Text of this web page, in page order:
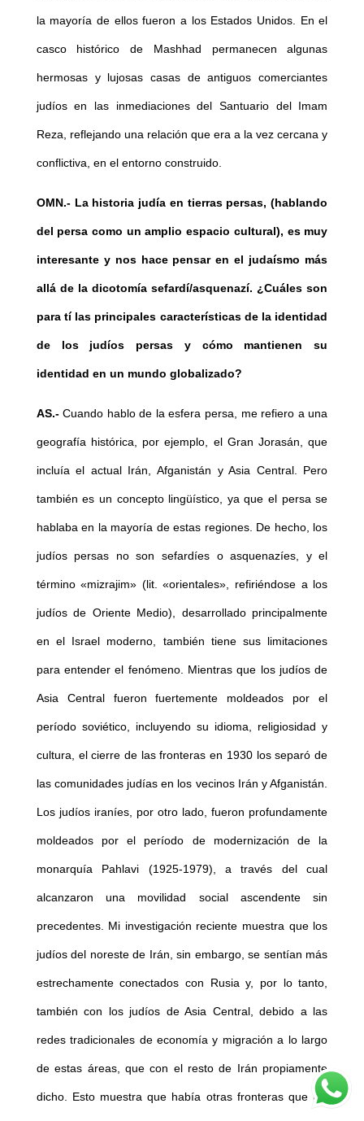
la mayoría de ellos fueron a los Estados Unidos. En el
casco histórico de Mashhad permanecen algunas
hermosas y lujosas casas de antiguos comerciantes
judíos en las inmediaciones del Santuario del Imam
Reza, reflejando una relación que era a la vez cercana y
conflictiva, en el entorno construido.
OMN.- La historia judía en tierras persas, (hablando
del persa como un amplio espacio cultural), es muy
interesante y nos hace pensar en el judaísmo más
allá de la dicotomía sefardí/asquenazí. ¿Cuáles son
para tí las principales características de la identidad
de los judíos persas y cómo mantienen su
identidad en un mundo globalizado?
AS.-Cuando hablo de la esfera persa, me refiero a una
geografía histórica, por ejemplo, el Gran Jorasán, que
incluía el actual Irán, Afganistán y Asia Central. Pero
también es un concepto lingüístico, ya que el persa se
hablaba en la mayoría de estas regiones. De hecho, los
judíos persas no son sefardíes o asquenazíes, y el
término «mizrajim» (lit. «orientales», refiriéndose a los
judíos de Oriente Medio), desarrollado principalmente
en el Israel moderno, también tiene sus limitaciones
para entender el fenómeno. Mientras que los judíos de
Asia Central fueron fuertemente moldeados por el
período soviético, incluyendo su idioma, religiosidad y
cultura, el cierre de las fronteras en 1930 los separó de
las comunidades judías en los vecinos Irán y Afganistán.
Los judíos iraníes, por otro lado, fueron profundamente
moldeados por el período de modernización de la
monarquía Pahlavi (1925-1979), a través del cual
alcanzaron una movilidad social ascendente sin
precedentes. Mi investigación reciente muestra que los
judíos del noreste de Irán, sin embargo, se sentían más
estrechamente conectados con Rusia y, por lo tanto,
también con los judíos de Asia Central, debido a las
redes tradicionales de economía y migración a lo largo
de estas áreas, que con el resto de Irán propiamente
dicho. Esto muestra que había otras fronteras que las